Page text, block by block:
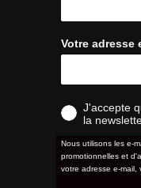
Votre adresse
J'accepte
la
Nous utilisons les e-
promotionnelles et
votre adresse e-mail,